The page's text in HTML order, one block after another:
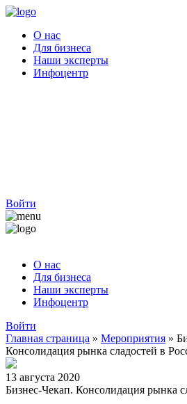
О нас
Для бизнеса
Наши эксперты
Инфоцентр
Войти
О нас
Для бизнеса
Наши эксперты
Инфоцентр
Войти
Главная страница » Мероприятия »
Консолидация рынка сладостей в
13 августа 2020
Бизнес-Чекап. Консолидация рынка